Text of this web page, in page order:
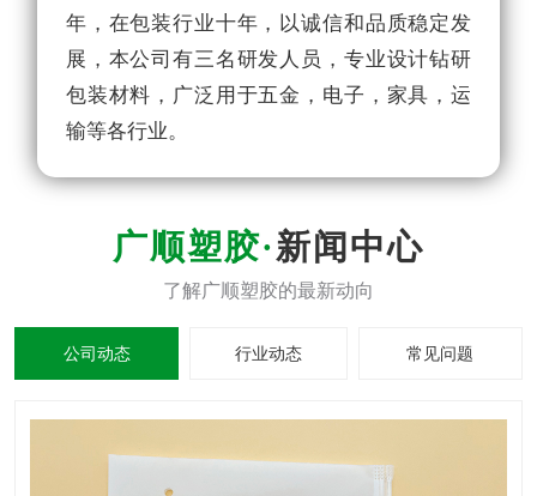
年，在包装行业十年，以诚信和品质稳定发
展，本公司有三名研发人员，专业设计钻研
包装材料，广泛用于五金，电子，家具，运
输等各行业。
新闻中心
公司动态 行业动态 常见问题